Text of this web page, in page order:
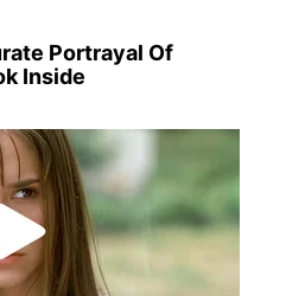
Portrayal Of
Inside